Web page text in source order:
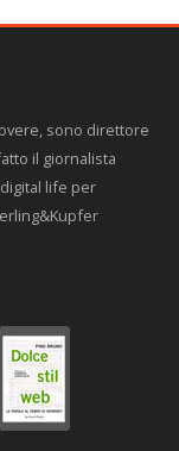
sono direttore
il giornalista
life per